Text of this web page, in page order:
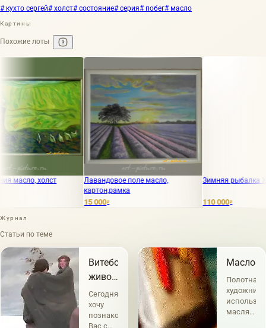
# кухто сергей# холст# состояние# серия# побег# масло
Картины
Похожие лоты
холст
Лавандовое поле масло,
картон,рамка
Зимняя рыбалка Холст,
₽
Журнал
Статьи по теме
Витебский
живописец
Кухто
Сергей
Васильевич
Сегодня
хочу
познакомить
Вас с
Масло
Полотна
масляные